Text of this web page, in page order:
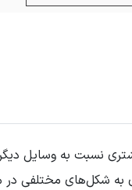
نسبت به وسایل
به شکل‌های مختلفی